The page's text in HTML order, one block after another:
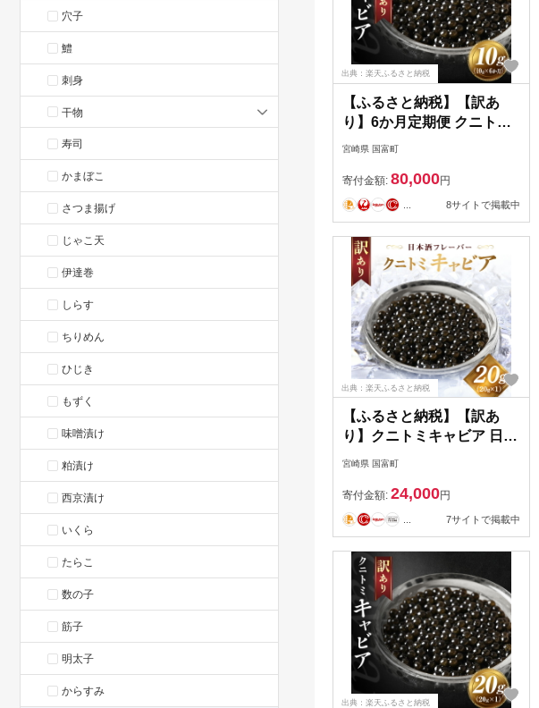
穴子
鱧
刺身
干物
寿司
かまぼこ
さつま揚げ
じゃこ天
伊達巻
しらす
ちりめん
ひじき
もずく
味噌漬け
粕漬け
西京漬け
いくら
たらこ
数の子
筋子
明太子
からすみ
出典：楽天ふるさと納税
【ふるさと納税】【訳あ
り】6か月定期便 クニトミ
キャビア 10g
宮崎県 国富町
寄付金額: 80,000円
8サイトで掲載中
出典：楽天ふるさと納税
【ふるさと納税】【訳あ
り】クニトミキャビア 日本
酒フレーバー
宮崎県 国富町
寄付金額: 24,000円
7サイトで掲載中
出典：楽天ふるさと納税